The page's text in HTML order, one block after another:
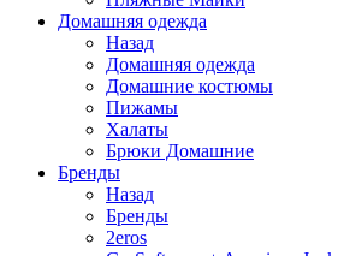
Домашняя одежда
Назад
Домашняя одежда
Домашние костюмы
Пижамы
Халаты
Брюки Домашние
Бренды
Назад
Бренды
2eros